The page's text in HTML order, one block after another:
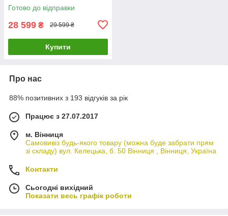
Готово до відправки
28 599 ₴ 29 599 ₴
Купити
Про нас
88% позитивних з 193 відгуків за рік
Працює з 27.07.2017
м. Вінниця
Самовивіз будь-якого товару (можна буде забрати прям
зі складу) вул. Келецька, б. 50 Вінниця , Вінниця, Україна
Контакти
Сьогодні вихідний
Показати весь графік роботи